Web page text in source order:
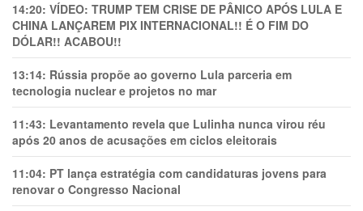
14:20: VÍDEO: TRUMP TEM CRlSE DE PÂNlCO APÓS LULA E
CHINA LANÇAREM PIX INTERNACIONAL!! É O FIM DO
DÓLAR!! ACABOU!!
13:14: Rússia propõe ao governo Lula parceria em
tecnologia nuclear e projetos no mar
11:43: Levantamento revela que Lulinha nunca virou réu
após 20 anos de acusações em ciclos eleitorais
11:04: PT lança estratégia com candidaturas jovens para
renovar o Congresso Nacional